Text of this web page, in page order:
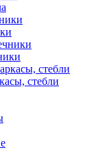
стебли